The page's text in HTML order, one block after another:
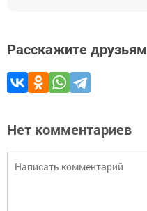
Расскажите друзьям
Нет комментариев